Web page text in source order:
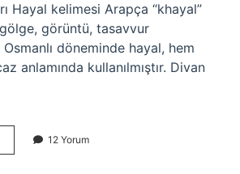
Hayal kelimesi Arapça “khayal”
görüntü, tasavvur
Osmanlı döneminde hayal, hem
anlamında kullanılmıştır. Divan
12 Yorum